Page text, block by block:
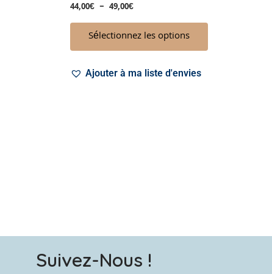
44,00€ – 49,00€
Sélectionnez les options
Ajouter à ma liste d'envies
Suivez-Nous !